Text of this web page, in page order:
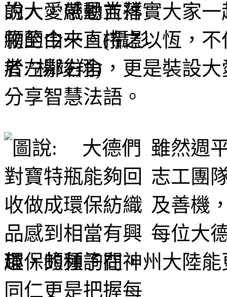
的人，帶動並落實大家
願至今一直持之以恆，
於左鄰右舍，更是裝設
分享智慧法語。
雖然週
志工團
及善機
每位大
環保的種子在神州大陸